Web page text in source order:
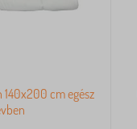
cm egész